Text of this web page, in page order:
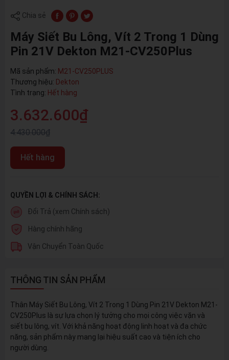
Chia sẻ
Máy Siết Bu Lông, Vít 2 Trong 1 Dùng
Pin 21V Dekton M21-CV250Plus
Mã sản phẩm: M21-CV250PLUS
Thương hiệu: Dekton
Tình trạng: Hết hàng
3.632.600₫
4.430.000₫
Hết hàng
QUYỀN LỢI & CHÍNH SÁCH:
Đổi Trả (xem Chính sách)
Hàng chính hãng
Vận Chuyển Toàn Quốc
THÔNG TIN SẢN PHẨM
Thân Máy Siết Bu Lông, Vít 2 Trong 1 Dùng Pin 21V Dekton M21-
CV250Plus là sự lựa chọn lý tưởng cho mọi công việc vặn và
siết bu lông, vít. Với khả năng hoạt động linh hoạt và đa chức
năng, sản phẩm này mang lại hiệu suất cao và tiện ích cho
người dùng.